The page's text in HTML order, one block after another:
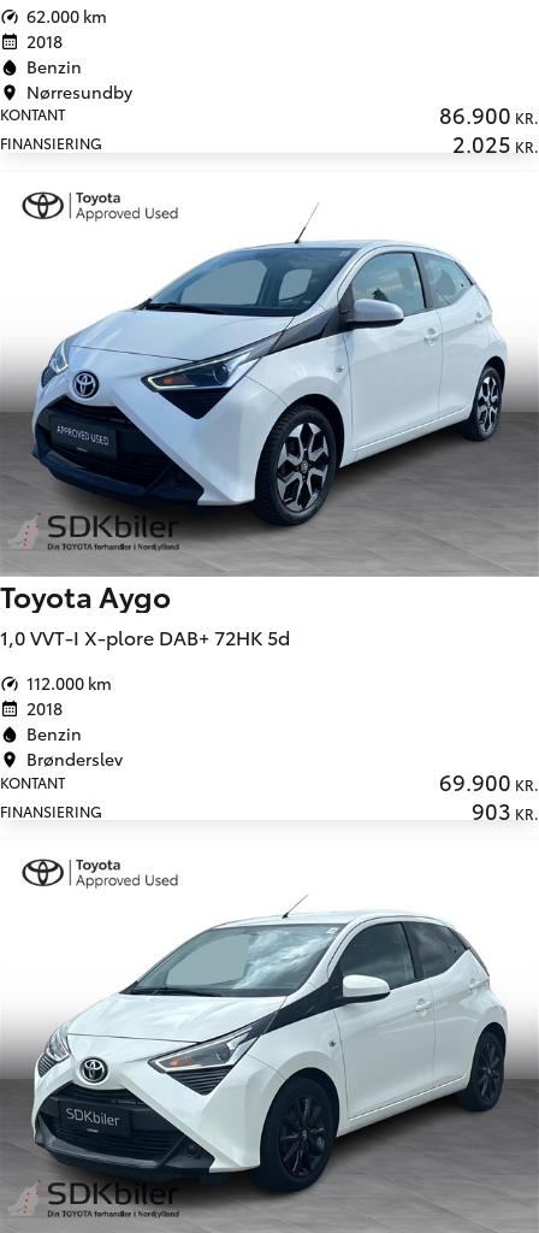
62.000 km
2018
Benzin
Nørresundby
KONTANT 86.900 KR.
FINANSIERING
2.025 KR.
Toyota Aygo
1,0 VVT-I X-plore DAB+ 72HK 5d
112.000 km
2018
Benzin
Brønderslev
KONTANT 69.900 KR.
FINANSIERING
903 KR.